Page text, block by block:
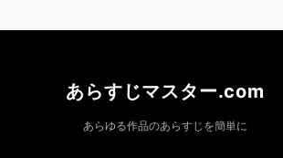
あらすじマスター.com
あらゆる作品のあらすじを簡単に